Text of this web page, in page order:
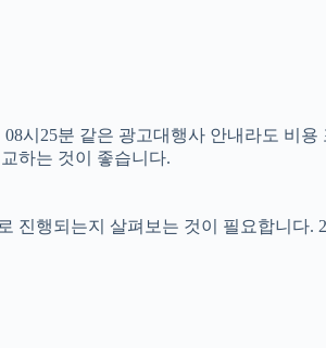
시25분 같은 광고대행사 안내라도 비
하는 것이 좋습니다.
행되는지 살펴보는 것이 필요합니다.